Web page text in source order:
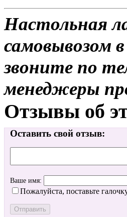
Настольная
самовывозом
звоните по
менеджеры
Отзывы об
Оставить свой отзыв:
Ваше имя:
Пожалуйста, поставьте